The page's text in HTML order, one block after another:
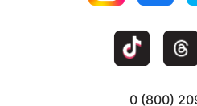
0 (800)